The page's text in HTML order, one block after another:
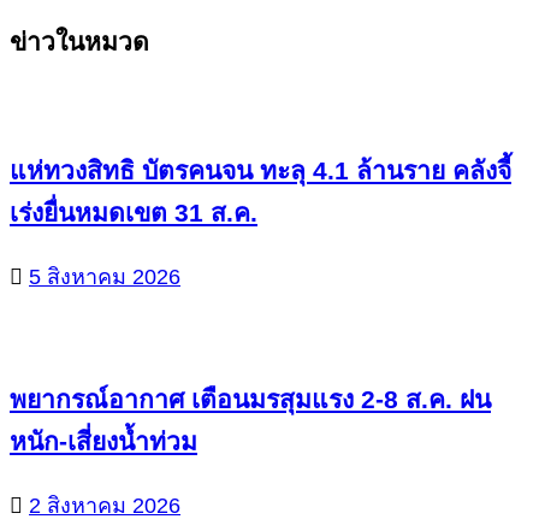
Continue
ข่าวในหมวด
แห่ทวงสิทธิ บัตรคนจน ทะลุ 4.1 ล้านราย คลังจี้
เร่งยื่นหมดเขต 31 ส.ค.
5 สิงหาคม 2026
พยากรณ์อากาศ เตือนมรสุมแรง 2-8 ส.ค. ฝน
หนัก-เสี่ยงน้ำท่วม
2 สิงหาคม 2026